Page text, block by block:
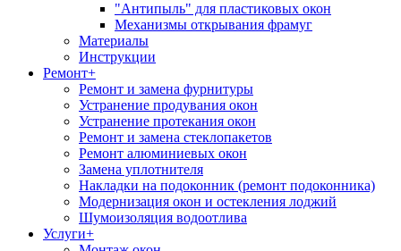
"Антипыль" для пластиковых окон
Механизмы открывания фрамуг
Материалы
Инструкции
Ремонт+
Ремонт и замена фурнитуры
Устранение продувания окон
Устранение протекания окон
Ремонт и замена стеклопакетов
Ремонт алюминиевых окон
Замена уплотнителя
Накладки на подоконник (ремонт подоконника)
Модернизация окон и остекления лоджий
Шумоизоляция водоотлива
Услуги+